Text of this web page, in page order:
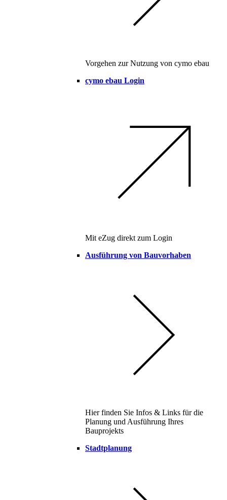
Vorgehen zur Nutzung von cymo ebau
cymo ebau Login
Mit eZug direkt zum Login
Ausführung von Bauvorhaben
Hier finden Sie Infos & Links für die
Planung und Ausführung Ihres
Bauprojekts
Stadtplanung